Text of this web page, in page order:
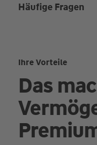
Häufige Fragen
Ihre Vorteile
Das